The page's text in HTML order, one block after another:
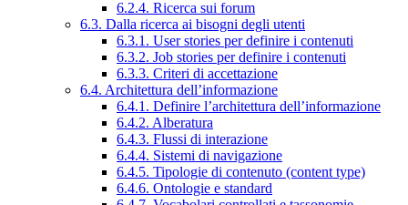
6.2.4. Ricerca sui forum
6.3. Dalla ricerca ai bisogni degli utenti
6.3.1. User stories per definire i contenuti
6.3.2. Job stories per definire i contenuti
6.3.3. Criteri di accettazione
6.4. Architettura dell’informazione
6.4.1. Definire l’architettura dell’informazione
6.4.2. Alberatura
6.4.3. Flussi di interazione
6.4.4. Sistemi di navigazione
6.4.5. Tipologie di contenuto (content type)
6.4.6. Ontologie e standard